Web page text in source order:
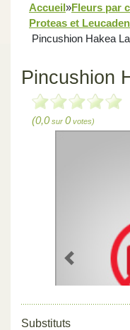
Accueil»Fleurs par
Proteas et
Pincushion Hakea
Pincushion
(0,0sur 0votes)
Previous
Substituts